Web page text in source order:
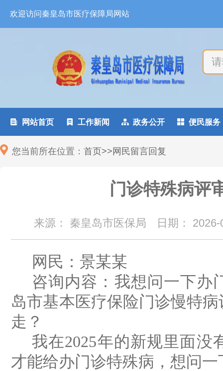
欢迎访问秦皇岛市医疗保障局网站
 网站首页  工作新闻  政务公开  便民服务
您当前所在位置： 首页>> 网民留言回复
门诊特殊病评
来源： 秦皇岛市医保局 日期：
网民： 景某某
咨询内容： 我想问一下办
岛市基本医疗保险门诊慢特
走 ？
我在2025年的新规里面没
才能给办门诊特殊病，想问